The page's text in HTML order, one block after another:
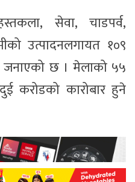
सेवा, चाडपर्व,
उत्पादनलगायत १०९
छ । मेलाको ५५
करोडको कारोबार हुने